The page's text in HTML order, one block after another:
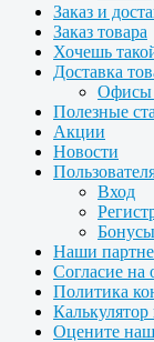
Заказ и
Заказ товара
Хочешь
Доставка
Офисы
Полезные
Акции
Новости
Вход
Бонусы
Наши
Согласие на
Политика
Калькулятор
Оцените